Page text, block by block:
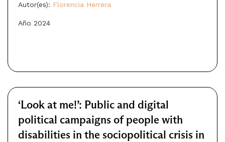
Autor(es): Florencia Herrera
Año 2024
‘Look at me!’: Public and digital
political campaigns of people with
disabilities in the sociopolitical crisis in